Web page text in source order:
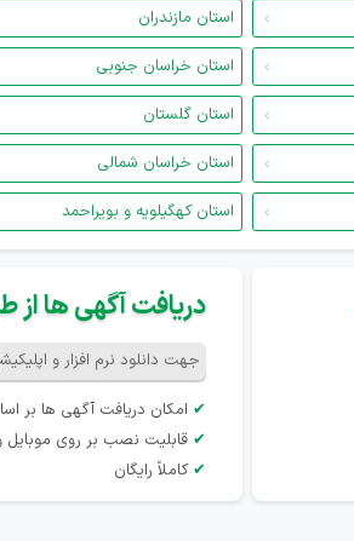
استان مازندران
استان خراسان جنوبی
استان گلستان
استان خراسان شمالی
استان کهگیلویه و بویراحمد
دریافت آگهی ها از
جهت دانلود نرم افزار و
✔ امکان دریافت آگهی ها بر
✔ قابلیت نصب بر روی موبایل
✔ کاملاً رایگان